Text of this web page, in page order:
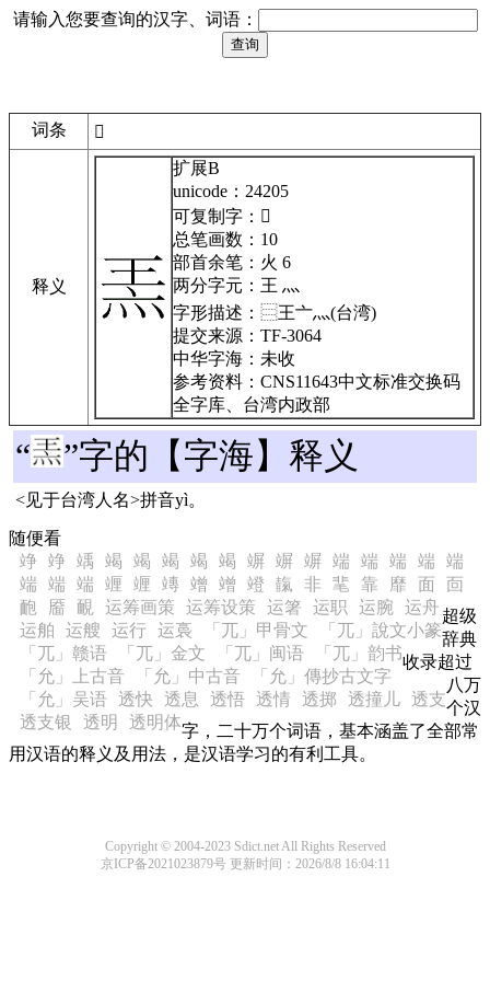
请输入您要查询的汉字、词语：
词条 𤈅
释义
扩展B
unicode：24205
可复制字：𤈅
总笔画数：10
部首余笔：火 6
两分字元：王 灬
字形描述： ⿳王亠灬(台湾)
提交来源：TF-3064
中华字海：未收
参考资料：CNS11643中文标准交换码
全字库、台湾内政部
“ ”字的【字海】释义
<见于台湾人名>拼音yì。
随便看
竫
竫 竬 竭 竭 竭 竭 竭 竮 竮 竮 端 端 端 端
端
端
端 端 竰 竰 竱 竲 竲 竳 靝 非 靟 靠 靡 面
靣
靤
靥 靦 运筹画策 运筹设策 运箸 运职 运腕
运舟
运舶
运艘 运行 运裛 「兀」甲骨文
「兀」說文小篆
「兀」赣语
「兀」金文 「兀」闽语
「兀」韵书
「允」上古音
「允」中古音
「允」傳抄古文字
「允」吴语
透快 透息 透悟 透情 透掷 透撞儿 透支
透支银
透明 透明体
超级
辞典
收录超过
八万
个汉
字，二十万个词语，基本涵盖了全部常
用汉语的释义及用法，是汉语学习的有利工具。
Copyright © 2004-2023 Sdict.net All Rights Reserved
京ICP备2021023879号更新时间：2026/8/8 16:04:11